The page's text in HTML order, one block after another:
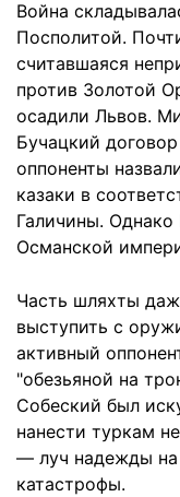
Война
Посполитой.
считавшаяся
против Золотой
осадили Львов.
Бучацкий
оппоненты
казаки в
Галичины.
Османской
Часть шляхты
выступить с
активный
"обезьяной на
Собеский был
нанести туркам
— луч надежды на
катастрофы.